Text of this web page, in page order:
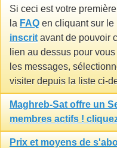
Si ceci est votre
la FAQ en cliquant sur le
inscrit avant de pouvoir
lien au dessus pour
les messages,
visiter depuis la liste ci-
Maghreb-Sat offre un
membres actifs !
Prix et moyens de